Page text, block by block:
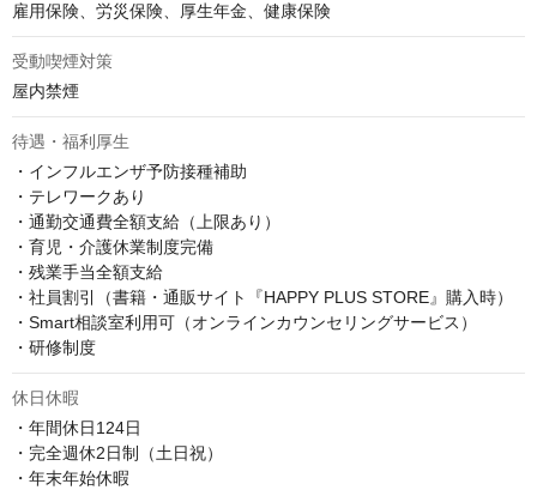
雇用保険、労災保険、厚生年金、健康保険
受動喫煙対策
屋内禁煙
待遇・福利厚生
・インフルエンザ予防接種補助
・テレワークあり
・通勤交通費全額支給（上限あり）
・育児・介護休業制度完備
・残業手当全額支給
・社員割引（書籍・通販サイト『HAPPY PLUS STORE』購入時）
・Smart相談室利用可（オンラインカウンセリングサービス）
・研修制度
休日休暇
・年間休日124日
・完全週休2日制（土日祝）
・年末年始休暇